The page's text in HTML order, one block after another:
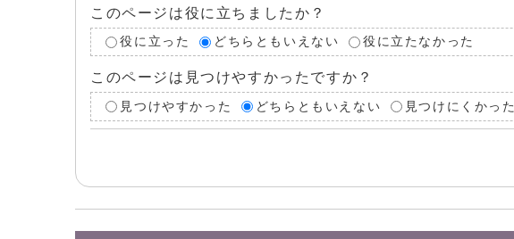
このページは役に立ちましたか？
役に立った どちらともいえない 役に立たなかった
このページは見つけやすかったですか？
見つけやすかった どちらともいえない 見つけにくかった